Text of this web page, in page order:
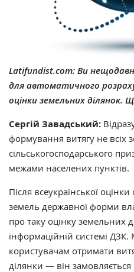
Latifundist.com: Ви
для автоматичного
оцінки земельних ділянок.
Сергій Завадський:
формування витягу не всіх
сільськогосподарського
межами населених пунктів.
Після всеукраїнської оцінки
земель державної форми
про таку оцінку земельних
інформаційній системі
користувачам отримати
ділянки — він